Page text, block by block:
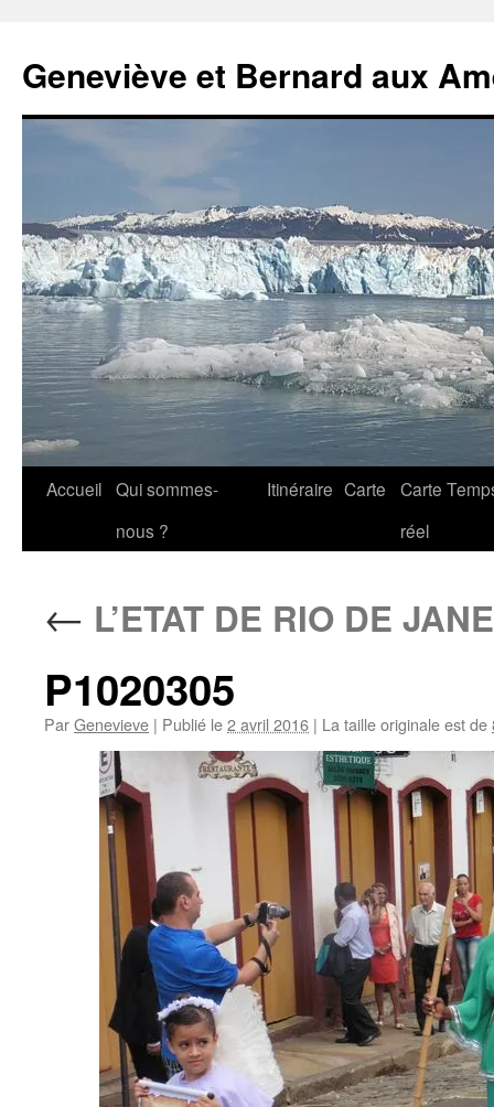
Geneviève et Bernard aux
Aller
Accueil Qui sommes-
nous ?
Itinéraire Carte
Carte
réel
← L’ETAT DE RIO DE
P1020305
ParGenevieve | Publié le2 avril 2016 | La taille originale est de